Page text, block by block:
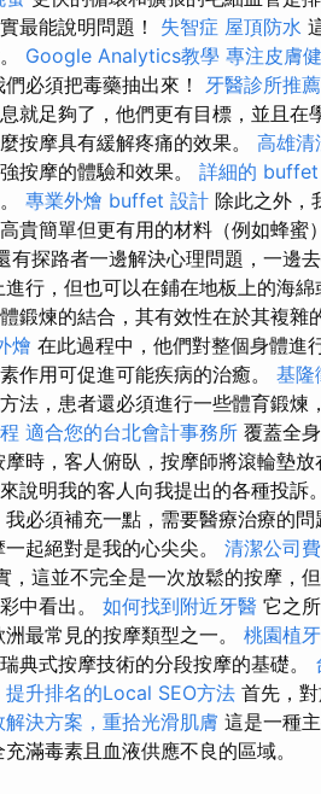
最能說明問題！ 失智症 屋頂防水
Google Analytics教學 專注皮膚
必須把毒藥抽出來！ 牙醫診所推薦
就足夠了，他們更有目標，並且
按摩具有緩解疼痛的效果。 高雄清
按摩的體驗和效果。 詳細的
專業外燴 buffet 設計 除此之外，
貴簡單但更有用的材料（例如蜂蜜
有探路者一邊解決心理問題，一邊
行，但也可以在鋪在地板上的海綿
鍛煉的結合，其有效性在於其複
燴 在此過程中，他們對整個身體進
作用可促進可能疾病的治癒。 基隆
，患者還必須進行一些體育鍛煉
適合您的台北會計事務所 覆蓋全
摩時，客人俯臥，按摩師將滾輪墊
說明我的客人向我提出的各種投訴。
我必須補充一點，需要醫療治療的問
起絕對是我的心尖尖。 清潔公司
，這並不完全是一次放鬆的按摩，
中看出。 如何找到附近牙醫 它之
最常見的按摩類型之一。 桃園植
典式按摩技術的分段按摩的基礎。
提升排名的Local SEO方法 首先，
決方案，重拾光滑肌膚 這是一種
滿毒素且血液供應不良的區域。